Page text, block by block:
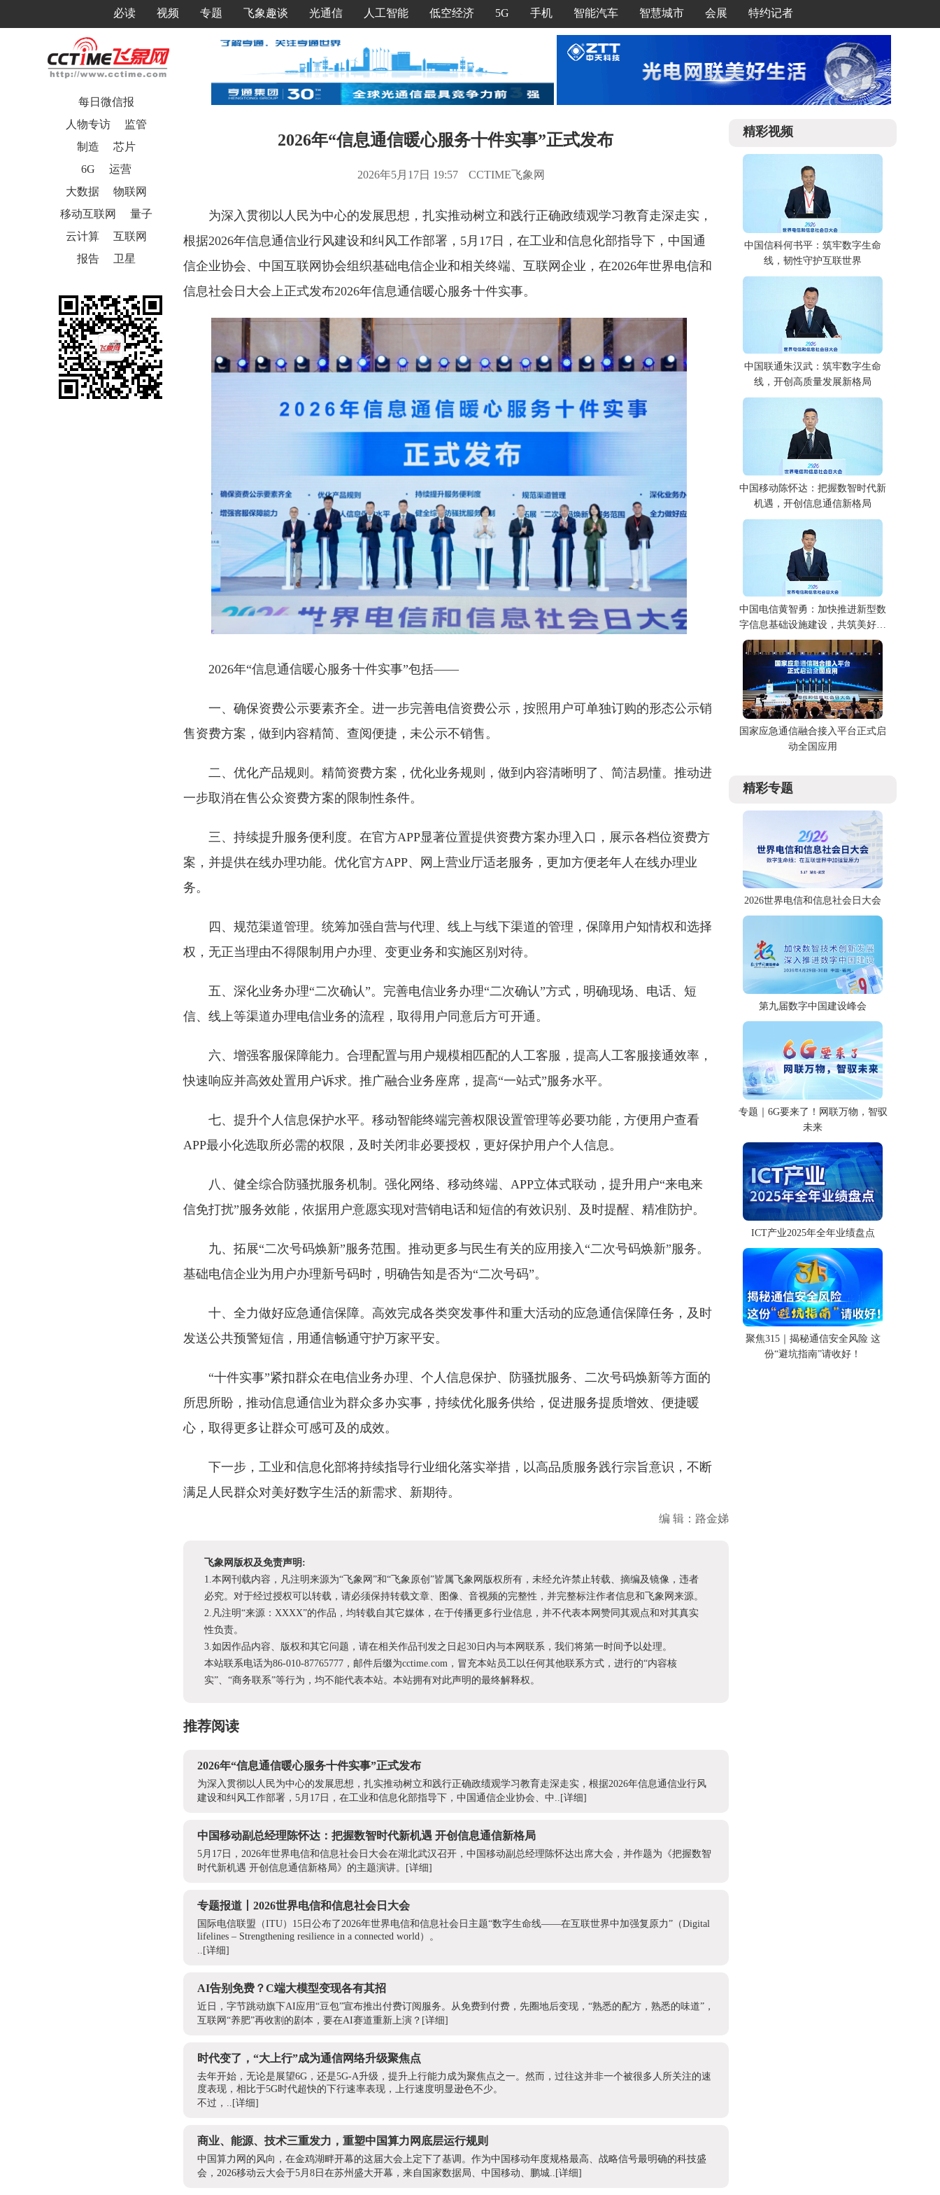
必读 视频 专题 飞象趣谈 光通信 人工智能 低空经济 5G 手机 智能汽车 智慧城市 会展 特约记者
每日微信报
人物专访
监管
制造
芯片
6G
运营
大数据
物联网
移动互联网
量子
云计算
互联网
报告
卫星
2026年“信息通信暖心服务十件实事”正式发布
2026年5月17日 19:57 CCTIME飞象网
为深入贯彻以人民为中心的发展思想，扎实推动树立和践行正确政绩观学习教育走深走实，
根据2026年信息通信业行风建设和纠风工作部署，5月17日，在工业和信息化部指导下，中国通
信企业协会、中国互联网协会组织基础电信企业和相关终端、互联网企业，在2026年世界电信和
信息社会日大会上正式发布2026年信息通信暖心服务十件实事。
2026年“信息通信暖心服务十件实事”包括——
一、确保资费公示要素齐全。进一步完善电信资费公示，按照用户可单独订购的形态公示销
售资费方案，做到内容精简、查阅便捷，未公示不销售。
二、优化产品规则。精简资费方案，优化业务规则，做到内容清晰明了、简洁易懂。推动进
一步取消在售公众资费方案的限制性条件。
三、持续提升服务便利度。在官方APP显著位置提供资费方案办理入口，展示各档位资费方
案，并提供在线办理功能。优化官方APP、网上营业厅适老服务，更加方便老年人在线办理业
务。
四、规范渠道管理。统筹加强自营与代理、线上与线下渠道的管理，保障用户知情权和选择
权，无正当理由不得限制用户办理、变更业务和实施区别对待。
五、深化业务办理“二次确认”。完善电信业务办理“二次确认”方式，明确现场、电话、短
信、线上等渠道办理电信业务的流程，取得用户同意后方可开通。
六、增强客服保障能力。合理配置与用户规模相匹配的人工客服，提高人工客服接通效率，
快速响应并高效处置用户诉求。推广融合业务座席，提高“一站式”服务水平。
七、提升个人信息保护水平。移动智能终端完善权限设置管理等必要功能，方便用户查看
APP最小化选取所必需的权限，及时关闭非必要授权，更好保护用户个人信息。
八、健全综合防骚扰服务机制。强化网络、移动终端、APP立体式联动，提升用户“来电来
信免打扰”服务效能，依据用户意愿实现对营销电话和短信的有效识别、及时提醒、精准防护。
九、拓展“二次号码焕新”服务范围。推动更多与民生有关的应用接入“二次号码焕新”服务。
基础电信企业为用户办理新号码时，明确告知是否为“二次号码”。
十、全力做好应急通信保障。高效完成各类突发事件和重大活动的应急通信保障任务，及时
发送公共预警短信，用通信畅通守护万家平安。
“十件实事”紧扣群众在电信业务办理、个人信息保护、防骚扰服务、二次号码焕新等方面的
所思所盼，推动信息通信业为群众多办实事，持续优化服务供给，促进服务提质增效、便捷暖
心，取得更多让群众可感可及的成效。
下一步，工业和信息化部将持续指导行业细化落实举措，以高品质服务践行宗旨意识，不断
满足人民群众对美好数字生活的新需求、新期待。
编 辑：路金娣
飞象网版权及免责声明:
1.本网刊载内容，凡注明来源为“飞象网”和“飞象原创”皆属飞象网版权所有，未经允许禁止转载、摘编及镜像，违者
必究。对于经过授权可以转载，请必须保持转载文章、图像、音视频的完整性，并完整标注作者信息和飞象网来源。
2.凡注明“来源：XXXX”的作品，均转载自其它媒体，在于传播更多行业信息，并不代表本网赞同其观点和对其真实
性负责。
3.如因作品内容、版权和其它问题，请在相关作品刊发之日起30日内与本网联系，我们将第一时间予以处理。
本站联系电话为86-010-87765777，邮件后缀为cctime.com，冒充本站员工以任何其他联系方式，进行的“内容核
实”、“商务联系”等行为，均不能代表本站。本站拥有对此声明的最终解释权。
推荐阅读
2026年“信息通信暖心服务十件实事”正式发布
为深入贯彻以人民为中心的发展思想，扎实推动树立和践行正确政绩观学习教育走深走实，根据2026年信息通信业行风
建设和纠风工作部署，5月17日，在工业和信息化部指导下，中国通信企业协会、中.. [详细]
中国移动副总经理陈怀达：把握数智时代新机遇 开创信息通信新格局
5月17日，2026年世界电信和信息社会日大会在湖北武汉召开，中国移动副总经理陈怀达出席大会，并作题为《把握数智
时代新机遇 开创信息通信新格局》的主题演讲。
[详细]
专题报道丨2026世界电信和信息社会日大会
国际电信联盟（ITU）15日公布了2026年世界电信和信息社会日主题“数字生命线——在互联世界中加强复原力”（Digital
lifelines – Strengthening resilience in a connected world）。
.. [详细]
AI告别免费？C端大模型变现各有其招​
近日，字节跳动旗下AI应用“豆包”宣布推出付费订阅服务。从免费到付费，先圈地后变现，“熟悉的配方，熟悉的味道”，
互联网“养肥”再收割的剧本，要在AI赛道重新上演？ [详细]
时代变了，“大上行”成为通信网络升级聚焦点
去年开始，无论是展望6G，还是5G-A升级，提升上行能力成为聚焦点之一。然而，过往这并非一个被很多人所关注的速
度表现，相比于5G时代超快的下行速率表现，上行速度明显逊色不少。
不过，.. [详细]
商业、能源、技术三重发力，重塑中国算力网底层运行规则
中国算力网的风向，在金鸡湖畔开幕的这届大会上定下了基调。作为中国移动年度规格最高、战略信号最明确的科技盛
会，2026移动云大会于5月8日在苏州盛大开幕，来自国家数据局、中国移动、鹏城.. [详细]
精彩视频
中国信科何书平：筑牢数字生命
线，韧性守护互联世界
中国联通朱汉武：筑牢数字生命
线，开创高质量发展新格局
中国移动陈怀达：把握数智时代新
机遇，开创信息通信新格局
中国电信黄智勇：加快推进新型数
字信息基础设施建设，共筑美好数
字未来
国家应急通信融合接入平台正式启
动全国应用
精彩专题
2026世界电信和信息社会日大会
第九届数字中国建设峰会
专题｜6G要来了！网联万物，智驭
未来
ICT产业2025年全年业绩盘点
聚焦315｜揭秘通信安全风险 这
份“避坑指南”请收好！